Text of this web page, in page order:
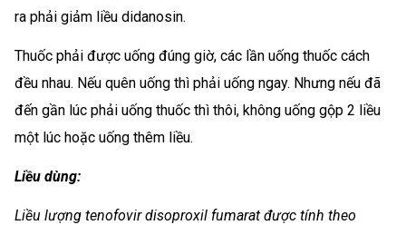
ra phải giảm liều didanosin.
Thuốc phải được uống đúng giờ, các lần uống thuốc cách
đều nhau. Nếu quên uống thì phải uống ngay. Nhưng nếu đã
đến gần lúc phải uống thuốc thì thôi, không uống gộp 2 liều
một lúc hoặc uống thêm liều.
Liều dùng:
Liều lượng tenofovir disoproxil fumarat được tính theo